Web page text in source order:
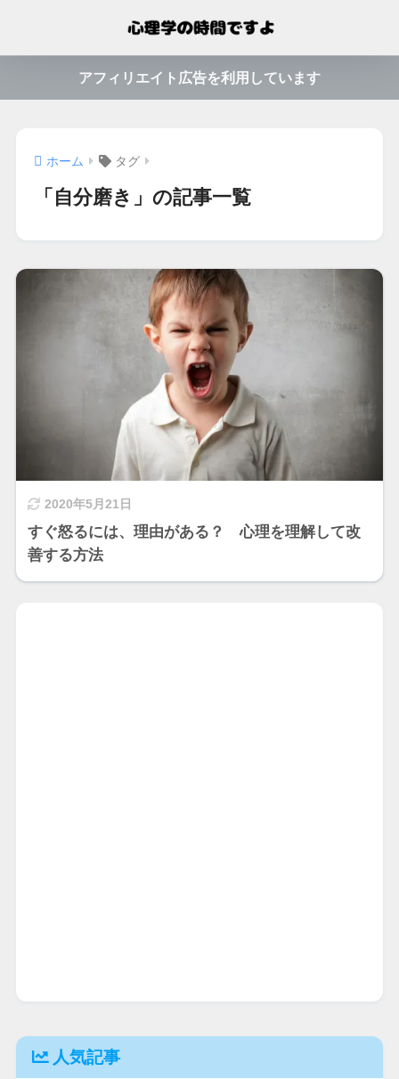
アフィリエイト広告を利用しています
ホーム タグ
「自分磨き」の記事一覧
2020年5月21日
すぐ怒るには、理由がある？ 心理を理解して改
善する方法
人気記事